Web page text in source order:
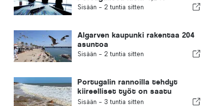
Sisään - 2 tuntia sitten
Algarven kaupunki rakentaa 204
asuntoa
Sisään - 2 tuntia sitten
Portugalin rannoilla tehdyt
kiireelliset työt on saatu
päätökseen
Sisään - 3 tuntia sitten